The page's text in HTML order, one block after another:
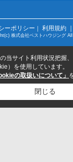
ーポリシー 利用規約
株式会社ベストハウジング
当サイト利用状況把握
）を使用しています。
の取扱いについて」
閉じる